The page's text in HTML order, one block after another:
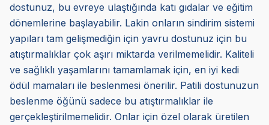
dostunuz, bu evreye ulaştığında katı gıdalar ve eğitim
dönemlerine başlayabilir. Lakin onların sindirim sistemi
yapıları tam gelişmediğin için yavru dostunuz için bu
atıştırmalıklar çok aşırı miktarda verilmemelidir. Kaliteli
ve sağlıklı yaşamlarını tamamlamak için, en iyi kedi
ödül mamaları ile beslenmesi önerilir. Patili dostunuzun
beslenme öğünü sadece bu atıştırmalıklar ile
gerçekleştirilmemelidir. Onlar için özel olarak üretilen